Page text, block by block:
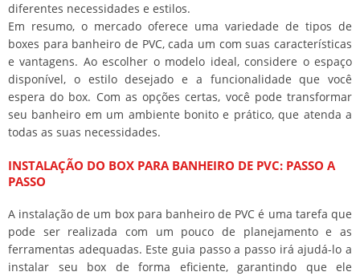
diferentes necessidades e estilos.
Em resumo, o mercado oferece uma variedade de tipos de
boxes para banheiro de PVC, cada um com suas características
e vantagens. Ao escolher o modelo ideal, considere o espaço
disponível, o estilo desejado e a funcionalidade que você
espera do box. Com as opções certas, você pode transformar
seu banheiro em um ambiente bonito e prático, que atenda a
todas as suas necessidades.
INSTALAÇÃO DO BOX PARA BANHEIRO DE PVC: PASSO A
PASSO
A instalação de um box para banheiro de PVC é uma tarefa que
pode ser realizada com um pouco de planejamento e as
ferramentas adequadas. Este guia passo a passo irá ajudá-lo a
instalar seu box de forma eficiente, garantindo que ele